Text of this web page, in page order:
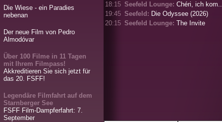
Die Wiese - ein Paradies
nebenan
Der neue Film von Pedro
Almodóvar
Über 100 Filme in 11 Tagen
mit Ihrem Filmpass!
Akkreditieren Sie sich jetzt für
das 20. FSFF!
Legendäre Filmfahrt auf dem
Starnberger See
FSFF Film-Dampferfahrt: 7.
September
18:15 Seefeld Lounge: Chéri, ich
19:45 Seefeld: Die Odyssee (2026)
20:15 Seefeld Lounge: The Invite